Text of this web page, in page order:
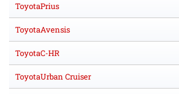
ToyotaPrius
ToyotaAvensis
ToyotaC-HR
ToyotaUrban Cruiser